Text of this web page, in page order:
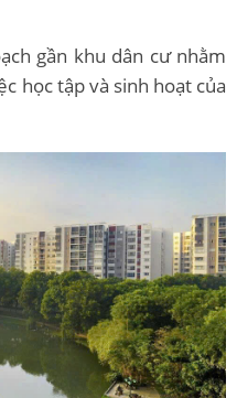
gần khu dân cư nhằm
học tập và sinh hoạt của